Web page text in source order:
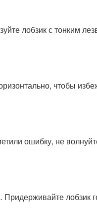
лобзик с тонким
чтобы
ошибку, не
Придерживайте лобзик